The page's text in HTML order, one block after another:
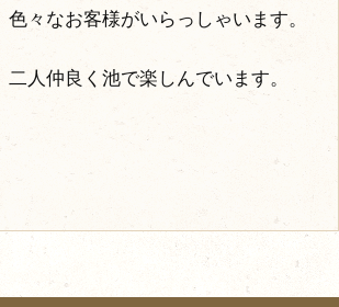
々なお客様がいらっしゃいます。
人仲良く池で楽しんでいます。